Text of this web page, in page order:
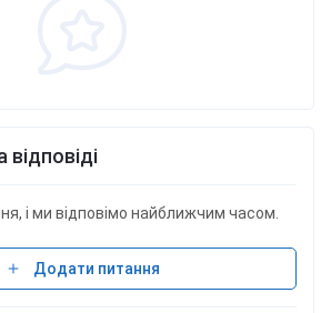
і ми відповімо найближчим часом.
Додати питання